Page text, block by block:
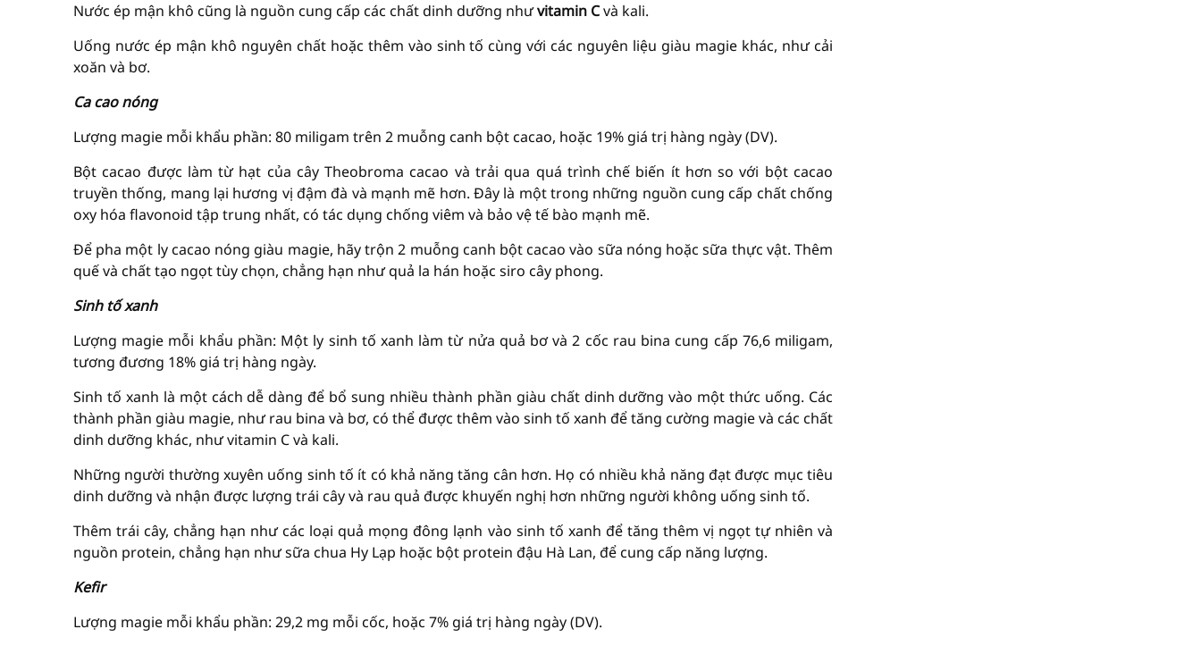
Nước ép mận khô cũng là nguồn cung cấp các chất dinh dưỡng nhưvitamin Cvà kali.
Uống nước ép mận khô nguyên chất hoặc thêm vào sinh tố cùng với các nguyên liệu giàu magie khác, như cải
xoăn và bơ.
Ca cao nóng
Lượng magie mỗi khẩu phần: 80 miligam trên 2 muỗng canh bột cacao, hoặc 19% giá trị hàng ngày (DV).
Bột cacao được làm từ hạt của cây Theobroma cacao và trải qua quá trình chế biến ít hơn so với bột cacao
truyền thống, mang lại hương vị đậm đà và mạnh mẽ hơn. Đây là một trong những nguồn cung cấp chất chống
oxy hóa flavonoid tập trung nhất, có tác dụng chống viêm và bảo vệ tế bào mạnh mẽ.
Để pha một ly cacao nóng giàu magie, hãy trộn 2 muỗng canh bột cacao vào sữa nóng hoặc sữa thực vật. Thêm
quế và chất tạo ngọt tùy chọn, chẳng hạn như quả la hán hoặc siro cây phong.
Sinh tố xanh
Lượng magie mỗi khẩu phần: Một ly sinh tố xanh làm từ nửa quả bơ và 2 cốc rau bina cung cấp 76,6 miligam,
tương đương 18% giá trị hàng ngày.
Sinh tố xanh là một cách dễ dàng để bổ sung nhiều thành phần giàu chất dinh dưỡng vào một thức uống. Các
thành phần giàu magie, như rau bina và bơ, có thể được thêm vào sinh tố xanh để tăng cường magie và các chất
dinh dưỡng khác, như vitamin C và kali.
Những người thường xuyên uống sinh tố ít có khả năng tăng cân hơn. Họ có nhiều khả năng đạt được mục tiêu
dinh dưỡng và nhận được lượng trái cây và rau quả được khuyến nghị hơn những người không uống sinh tố.
Thêm trái cây, chẳng hạn như các loại quả mọng đông lạnh vào sinh tố xanh để tăng thêm vị ngọt tự nhiên và
nguồn protein, chẳng hạn như sữa chua Hy Lạp hoặc bột protein đậu Hà Lan, để cung cấp năng lượng.
Kefir
Lượng magie mỗi khẩu phần: 29,2 mg mỗi cốc, hoặc 7% giá trị hàng ngày (DV).